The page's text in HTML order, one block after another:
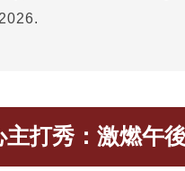
打秀：激燃午